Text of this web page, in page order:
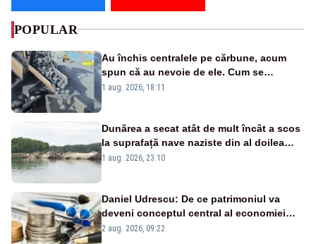
POPULAR
Au închis centralele pe cărbune, acum
spun că au nevoie de ele. Cum se
pasează vina în plină criză energetică
1 aug. 2026, 18:11
Dunărea a secat atât de mult încât a scos
la suprafață nave naziste din al doilea
război mondial
1 aug. 2026, 23:10
Daniel Udrescu: De ce patrimoniul va
deveni conceptul central al economiei
viitoare?
2 aug. 2026, 09:22